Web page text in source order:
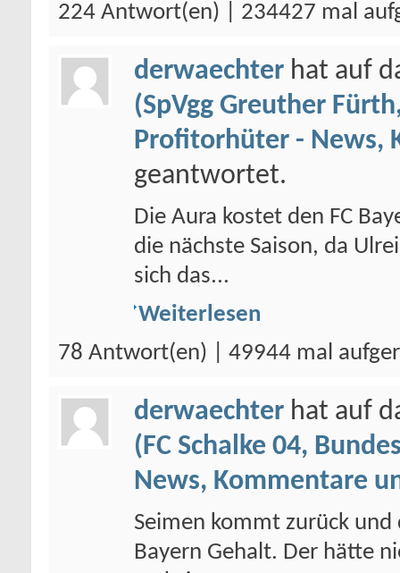
224 Antwort(en) | 234427 mal
derwaechter hat auf
(SpVgg Greuther
Profitorhüter - News,
geantwortet.
Die Aura kostet den FC
die nächste Saison, da
sich das...
Weiterlesen
78 Antwort(en) | 49944 mal
derwaechter hat auf
(FC Schalke 04,
News, Kommentare
Seimen kommt zurück
Bayern Gehalt. Der hätte